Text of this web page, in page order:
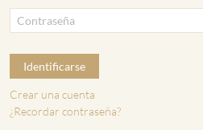
Identificarse
Crear una cuenta
¿Recordar contraseña?